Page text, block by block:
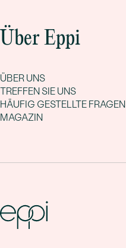
Über Eppi
ÜBER UNS
TREFFEN SIE UNS
HÄUFIG GESTELLTE FRAGEN
MAGAZIN